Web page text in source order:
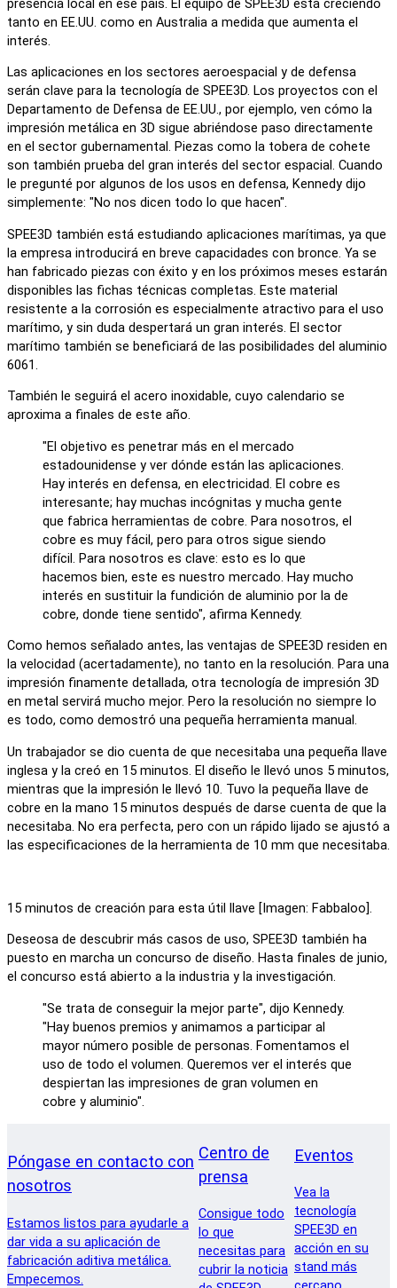
presencia local en ese país. El equipo de SPEE3D está creciendo
tanto en EE.UU. como en Australia a medida que aumenta el
interés.
Las aplicaciones en los sectores aeroespacial y de defensa
serán clave para la tecnología de SPEE3D. Los proyectos con el
Departamento de Defensa de EE.UU., por ejemplo, ven cómo la
impresión metálica en 3D sigue abriéndose paso directamente
en el sector gubernamental. Piezas como la tobera de cohete
son también prueba del gran interés del sector espacial. Cuando
le pregunté por algunos de los usos en defensa, Kennedy dijo
simplemente: "No nos dicen todo lo que hacen".
SPEE3D también está estudiando aplicaciones marítimas, ya que
la empresa introducirá en breve capacidades con bronce. Ya se
han fabricado piezas con éxito y en los próximos meses estarán
disponibles las fichas técnicas completas. Este material
resistente a la corrosión es especialmente atractivo para el uso
marítimo, y sin duda despertará un gran interés. El sector
marítimo también se beneficiará de las posibilidades del aluminio
6061.
También le seguirá el acero inoxidable, cuyo calendario se
aproxima a finales de este año.
"El objetivo es penetrar más en el mercado
estadounidense y ver dónde están las aplicaciones.
Hay interés en defensa, en electricidad. El cobre es
interesante; hay muchas incógnitas y mucha gente
que fabrica herramientas de cobre. Para nosotros, el
cobre es muy fácil, pero para otros sigue siendo
difícil. Para nosotros es clave: esto es lo que
hacemos bien, este es nuestro mercado. Hay mucho
interés en sustituir la fundición de aluminio por la de
cobre, donde tiene sentido", afirma Kennedy.
Como hemos señalado antes, las ventajas de SPEE3D residen en
la velocidad (acertadamente), no tanto en la resolución. Para una
impresión finamente detallada, otra tecnología de impresión 3D
en metal servirá mucho mejor. Pero la resolución no siempre lo
es todo, como demostró una pequeña herramienta manual.
Un trabajador se dio cuenta de que necesitaba una pequeña llave
inglesa y la creó en 15 minutos. El diseño le llevó unos 5 minutos,
mientras que la impresión le llevó 10. Tuvo la pequeña llave de
cobre en la mano 15 minutos después de darse cuenta de que la
necesitaba. No era perfecta, pero con un rápido lijado se ajustó a
las especificaciones de la herramienta de 10 mm que necesitaba.
15 minutos de creación para esta útil llave [Imagen: Fabbaloo].
Deseosa de descubrir más casos de uso, SPEE3D también ha
puesto en marcha un concurso de diseño. Hasta finales de junio,
el concurso está abierto a la industria y la investigación.
"Se trata de conseguir la mejor parte", dijo Kennedy.
"Hay buenos premios y animamos a participar al
mayor número posible de personas. Fomentamos el
uso de todo el volumen. Queremos ver el interés que
despiertan las impresiones de gran volumen en
cobre y aluminio".
Póngase en contacto con
nosotros
Estamos listos para ayudarle a
dar vida a su aplicación de
fabricación aditiva metálica.
Empecemos.
Centro de
prensa
Consigue todo
lo que
necesitas para
cubrir la noticia
Eventos
Vea la
tecnología
SPEE3D en
acción en su
stand más